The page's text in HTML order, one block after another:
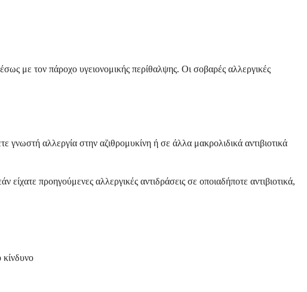
με τον πάροχο υγειονομικής περίθαλψης. Οι σοβαρές αλλεργικές
γνωστή αλλεργία στην αζιθρομυκίνη ή σε άλλα μακρολιδικά αντιβιοτικά
είχατε προηγούμενες αλλεργικές αντιδράσεις σε οποιαδήποτε αντιβιοτικά,
κίνδυνο